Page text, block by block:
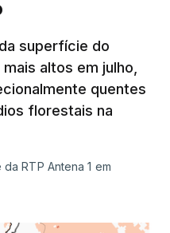
superfície do
altos em julho,
quentes
florestais na
RTP Antena 1 em